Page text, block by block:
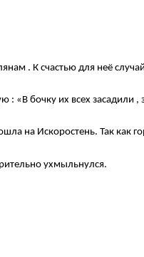
. К счастью для неё
: «В бочку их всех засадили
на Искоростень. Так как
ухмыльнулся.